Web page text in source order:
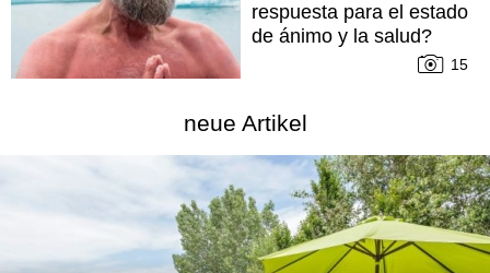
respuesta para el estado
de ánimo y la salud?
15
neue Artikel